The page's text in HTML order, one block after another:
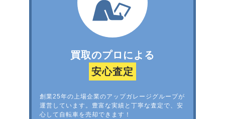
買取のプロによる
安心査定
創業25年の上場企業のアップガレージグループが
運営しています。豊富な実績と丁寧な査定で、安
心して自転車を売却できます！